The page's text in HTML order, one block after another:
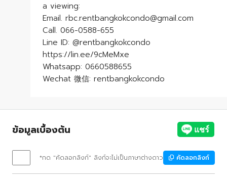
a viewing:
Email. rbc.rentbangkokcondo@gmail.com
Call. 066-0588-655
Line ID: @rentbangkokcondo
https://lin.ee/9cMeMxe
Whatsapp: 0660588655
Wechat 微信: rentbangkokcondo
ข้อมูลเบื้องต้น
*กด "คัดลอกลิงก์" ลิงก์จะไม่เป็นภาษาต่างดาว คัดลอกลิงก์